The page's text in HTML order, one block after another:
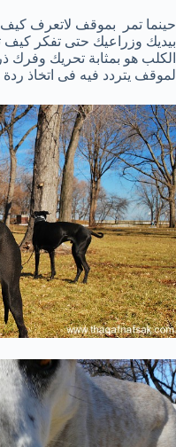
حينما تمر بموقف لاتعرف كيف
بيديك وزراعيك حتى تفكر كيف
الكلب هو بمثابة تحريك وفرك
لموقف يتردد فيه فى اتخاذ ردة